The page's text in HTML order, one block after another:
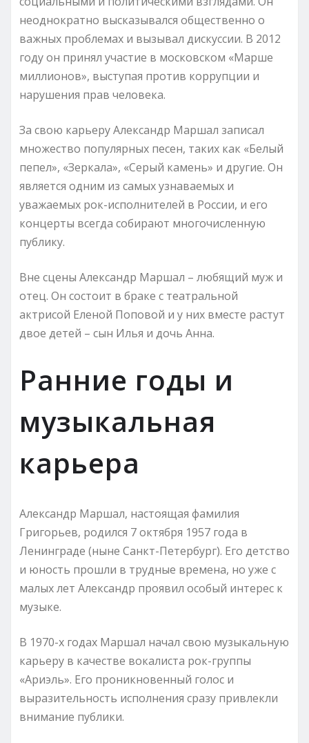
неоднократно высказывался общественно о
важных проблемах и вызывал дискуссии. В 2012
году он принял участие в московском «Марше
миллионов», выступая против коррупции и
нарушения прав человека.
За свою карьеру Александр Маршал записал
множество популярных песен, таких как «Белый
пепел», «Зеркала», «Серый камень» и другие. Он
является одним из самых узнаваемых и
уважаемых рок-исполнителей в России, и его
концерты всегда собирают многочисленную
публику.
Вне сцены Александр Маршал – любящий муж и
отец. Он состоит в браке с театральной
актрисой Еленой Поповой и у них вместе растут
двое детей – сын Илья и дочь Анна.
Ранние годы и
музыкальная
карьера
Александр Маршал, настоящая фамилия
Григорьев, родился 7 октября 1957 года в
Ленинграде (ныне Санкт-Петербург). Его детство
и юность прошли в трудные времена, но уже с
малых лет Александр проявил особый интерес к
музыке.
В 1970-х годах Маршал начал свою музыкальную
карьеру в качестве вокалиста рок-группы
«Ариэль». Его проникновенный голос и
выразительность исполнения сразу привлекли
внимание публики.